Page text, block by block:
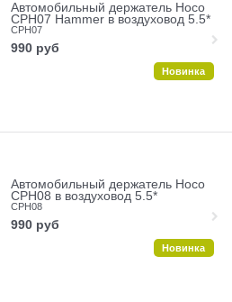
Автомобильный держатель Hoco
CPH07 Hammer в воздуховод 5.5*
CPH07
990 руб
Новинка
Автомобильный держатель Hoco
CPH08 в воздуховод 5.5*
CPH08
990 руб
Новинка